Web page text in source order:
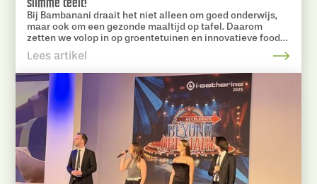
Bij Bambanani draait het niet alleen om goed onderwijs,
maar ook om een gezonde maaltijd op tafel. Daarom
zetten we volop in op groentetuinen en innovatieve food
tunnels bij onze scholen. En dat werkt fantastisch!
Lees artikel